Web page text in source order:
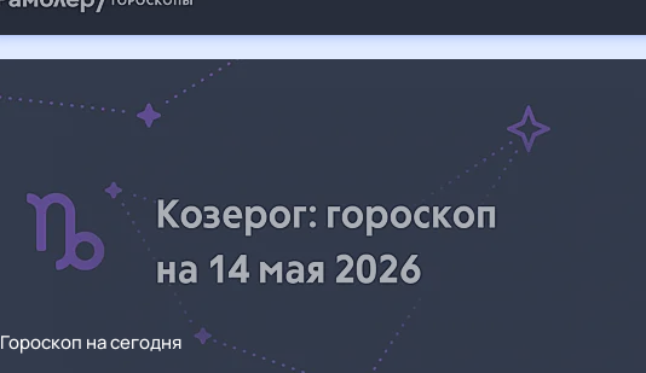
Гороскоп на сегодня